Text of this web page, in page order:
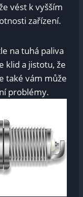
vést k vyšším
zařízení.
na tuhá paliva
klid a jistotu, že
také vám může
problémy.